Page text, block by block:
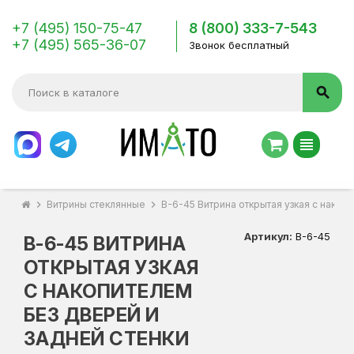
+7 (495) 150-75-47
+7 (495) 565-36-07
8 (800) 333-7-543
Звонок бесплатный
search
view_headline
chevron_right Витрины стеклянные chevron_right В-6-45 Витрина открытая узкая с
В-6-45 ВИТРИНА
ОТКРЫТАЯ УЗКАЯ
С НАКОПИТЕЛЕМ
БЕЗ ДВЕРЕЙ И
ЗАДНЕЙ СТЕНКИ
Артикул: В-6-45